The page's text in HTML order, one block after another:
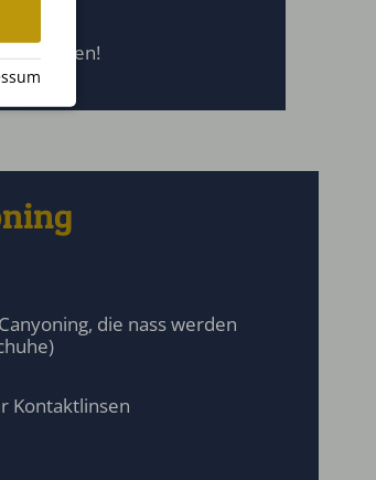
die nass werden
Kontaktlinsen